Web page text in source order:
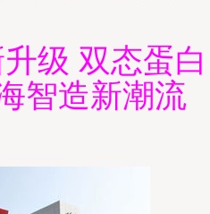
级 双态蛋白
智造新潮流